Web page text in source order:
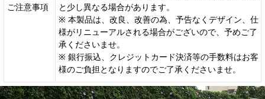
ご注意事項
と少し異なる場合があります。
※ 本製品は、改良、改善の為、予告なくデザイン、仕
様がリニューアルされる場合がございので、予めご了
承くださいませ。
※ 銀行振込、クレジットカード決済等の手数料はお客
様のご負担となりますのでご了承くださいませ。